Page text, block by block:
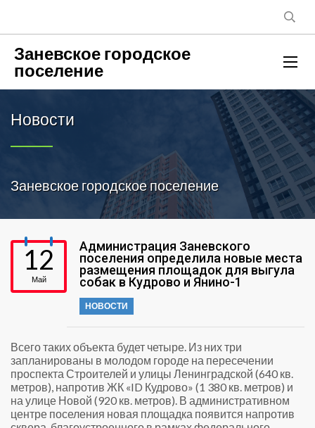
Заневское городское
поселение
Новости
Заневское городское поселение
12
Май
Администрация Заневского
поселения определила новые места
размещения площадок для выгула
собак в Кудрово и Янино-1
НОВОСТИ
Всего таких объекта будет четыре. Из них три
запланированы в молодом городе на пересечении
проспекта Строителей и улицы Ленинградской (640 кв.
метров), напротив ЖК «ID Кудрово» (1 380 кв. метров) и
на улице Новой (920 кв. метров). В административном
центре поселения новая площадка появится напротив